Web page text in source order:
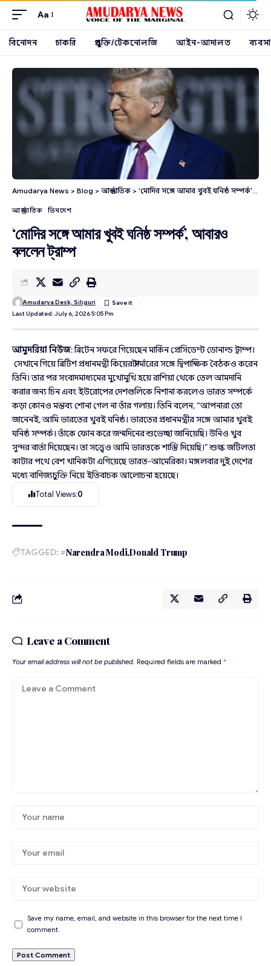
Aa
বিনোদন চাকরি প্রযুক্তি/টেকনোলজি আইন-আদালত ব্যবসা
Amudarya News > Blog > আন্তর্জাতিক > ‘মোদির সঙ্গে আমার খুবই ঘনিষ্ঠ সম্পর্ক’, আবারও বললেন ট্রাম্প
আন্তর্জাতিক ভিনদেশ
‘মোদির সঙ্গে আমার খুবই ঘনিষ্ঠ সম্পর্ক’, আবারও
বললেন ট্রাম্প
Last Updated: July 6, 2026 5:05 Pm
Amudarya Desk, Siliguri
আমুদরিয়া নিউজ: ব্রিটেন সফরে গিয়েছেন মার্কিন প্রেসিডেন্ট ডোনাল্ড ট্রাম্প।
সেখানে গিয়ে ব্রিটিশ প্রধানমন্ত্রী কিয়ের স্টার্মারের সঙ্গে দ্বিপাক্ষিক বৈঠকও করেন
তিনি। তার পর সংবাদমাধ্যমের মুখোমুখি হয়ে রাশিয়া থেকে তেল আমদানি
করার জন্য চিন এবং ইউরোপের দেশগুলিকে নিশানা করলেও ভারত সম্পর্কে
কড়া কোনও মন্তব্য শোনা গেল না তাঁর গলায়। তিনি বলেন, “আপনারা তো
জানেনই, আমি ভারতের খুবই ঘনিষ্ঠ। ভারতের প্রধানমন্ত্রীর সঙ্গে আমার খুবই
ঘনিষ্ঠ সম্পর্ক। তাঁকে ফোন করে জন্মদিনের শুভেচ্ছা জানিয়েছি। উনিও খুব
সুন্দর বার্তা দিয়েছেন। তা সত্ত্বেও আমি ভারতকে শাস্তি দিয়েছি।” শুল্ক জটিলতা
কাটার পথে বেশ খানিকটা এগিয়েছে ভারত-আমেরিকা। মঙ্গলবার দুই দেশের
মধ্যে বাণিজ্যচুক্তি নিয়ে ইতিবাচক আলোচনা হয়েছে।
Total Views:0
TAGGED: #Narendra Modi Donald Trump
Leave a Comment
Your email address will not be published. Required fields are marked *
Save my name, email, and website in this browser for the next time I
comment.